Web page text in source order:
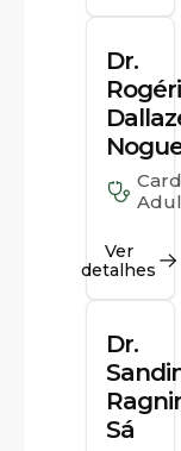
Dr.
Ver
detalhes
Dr.
Sá